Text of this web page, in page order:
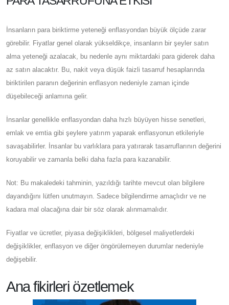
İnsanların para biriktirme yeteneği enflasyondan büyük ölçüde zarar
görebilir. Fiyatlar genel olarak yükseldikçe, insanların bir şeyler satın
alma yeteneği azalacak, bu nedenle aynı miktardaki para giderek daha
az satın alacaktır. Bu, nakit veya düşük faizli tasarruf hesaplarında
biriktirilen paranın değerinin enflasyon nedeniyle zaman içinde
düşebileceği anlamına gelir.
İnsanlar genellikle enflasyondan daha hızlı büyüyen hisse senetleri,
emlak ve emtia gibi şeylere yatırım yaparak enflasyonun etkileriyle
savaşabilirler. İnsanlar bu varlıklara para yatırarak tasarruflarının değerini
koruyabilir ve zamanla belki daha fazla para kazanabilir.
Not: Bu makaledeki tahminin, yazıldığı tarihte mevcut olan bilgilere
dayandığını lütfen unutmayın. Sadece bilgilendirme amaçlıdır ve ne
kadara mal olacağına dair bir söz olarak alınmamalıdır.
Fiyatlar ve ücretler, piyasa değişiklikleri, bölgesel maliyetlerdeki
değişiklikler, enflasyon ve diğer öngörülemeyen durumlar nedeniyle
değişebilir.
Ana fikirleri özetlemek